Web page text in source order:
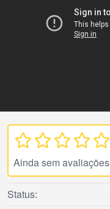
Ainda sem avaliações
Status: